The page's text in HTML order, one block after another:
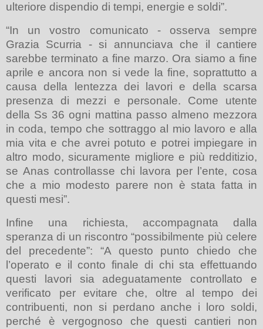
ulteriore dispendio di tempi, energie e soldi”.
“In un vostro comunicato - osserva sempre
Grazia Scurria - si annunciava che il cantiere
sarebbe terminato a fine marzo. Ora siamo a fine
aprile e ancora non si vede la fine, soprattutto a
causa della lentezza dei lavori e della scarsa
presenza di mezzi e personale. Come utente
della Ss 36 ogni mattina passo almeno mezzora
in coda, tempo che sottraggo al mio lavoro e alla
mia vita e che avrei potuto e potrei impiegare in
altro modo, sicuramente migliore e più redditizio,
se Anas controllasse chi lavora per l’ente, cosa
che a mio modesto parere non è stata fatta in
questi mesi”.
Infine una richiesta, accompagnata dalla
speranza di un riscontro “possibilmente più celere
del precedente”: “A questo punto chiedo che
l’operato e il conto finale di chi sta effettuando
questi lavori sia adeguatamente controllato e
verificato per evitare che, oltre al tempo dei
contribuenti, non si perdano anche i loro soldi,
perché è vergognoso che questi cantieri non